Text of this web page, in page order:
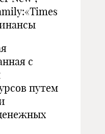
с
путем